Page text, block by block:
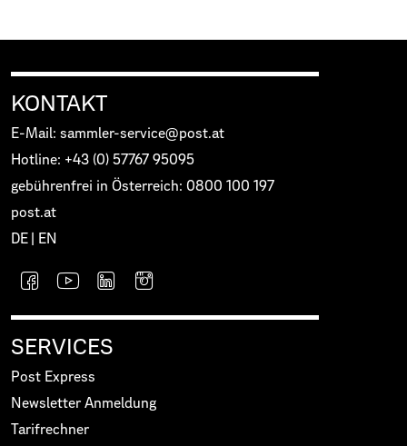
KONTAKT
E-Mail: sammler-service@post.at
Hotline: +43 (0) 57767 95095
gebührenfrei in Österreich: 0800 100 197
post.at
DE
EN
SERVICES
Post Express
Newsletter Anmeldung
Tarifrechner